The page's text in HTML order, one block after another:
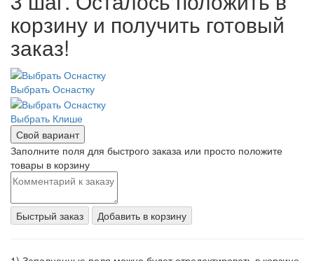
корзину и получить готовый
заказ!
Выбрать Оснастку
Выбрать Клише
Свой вариант
Заполните поля для быстрого заказа или просто положите
товары в корзину
Быстрый заказ Добавить в корзину